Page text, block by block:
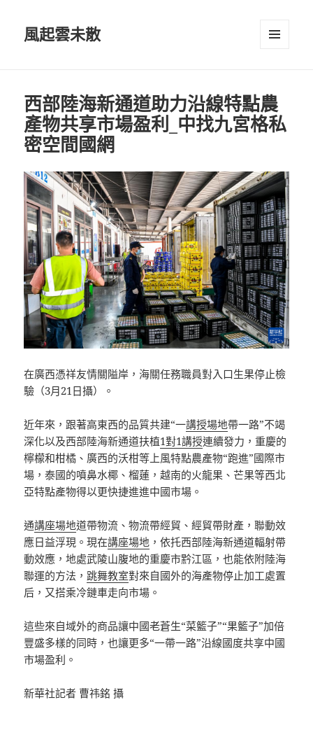
風起雲未散
西部陸海新通道助力沿線特點農
產物共享市場盈利_中找九宮格私
密空間國網
在廣西憑祥友情關隘岸，海關任務職員對入口生果停止檢
驗（3月21日攝）。
近年來，跟著高東西的品質共建“一講授場地帶一路”不竭
深化以及西部陸海新通道扶植1對1講授連續發力，重慶的
檸檬和柑橘、廣西的沃柑等上風特點農產物“跑進”國際市
場，泰國的噴鼻水椰、榴蓮，越南的火龍果、芒果等西北
亞特點產物得以更快捷進進中國市場。
通講座場地道帶物流、物流帶經貿、經貿帶財產，聯動效
應日益浮現。現在講座場地 ，依托西部陸海新通道輻射帶
動效應，地處武陵山腹地的重慶市黔江區，也能依附陸海
聯運的方法， 跳舞教室對來自國外的海產物停止加工處置
后，又搭乘冷鏈車走向市場。
這些來自域外的商品讓中國老蒼生“菜籃子”“果籃子”加倍
豐盛多樣的同時，也讓更多“一帶一路”沿線國度共享中國
市場盈利。
新華社記者 曹祎銘 攝